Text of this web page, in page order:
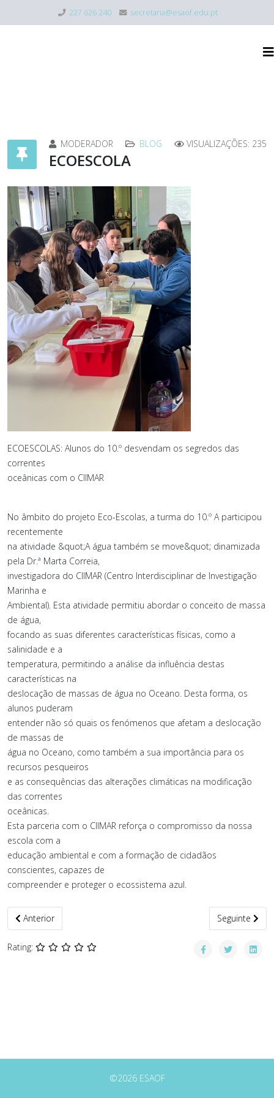
227 626 240 secretaria@esaof.edu.pt
MODERADOR BLOG VISUALIZAÇÕES: 235
ECOESCOLA
ECOESCOLAS: Alunos do 10.º desvendam os segredos das
correntes
oceânicas com o CIIMAR
No âmbito do projeto Eco-Escolas, a turma do 10.º A participou
recentemente
na atividade &quot;A água também se move&quot; dinamizada
pela Dr.ª Marta Correia,
investigadora do CIIMAR (Centro Interdisciplinar de Investigação
Marinha e
Ambiental). Esta atividade permitiu abordar o conceito de massa
de água,
focando as suas diferentes características físicas, como a
salinidade e a
temperatura, permitindo a análise da influência destas
características na
deslocação de massas de água no Oceano. Desta forma, os
alunos puderam
entender não só quais os fenómenos que afetam a deslocação
de massas de
água no Oceano, como também a sua importância para os
recursos pesqueiros
e as consequências das alterações climáticas na modificação
das correntes
oceânicas.
Esta parceria com o CIIMAR reforça o compromisso da nossa
escola com a
educação ambiental e com a formação de cidadãos
conscientes, capazes de
compreender e proteger o ecossistema azul.
Artigo anterior: Apresentação das PAPs
Anterior Artigo
Seguinte
Rating:
©2026 ESAOF